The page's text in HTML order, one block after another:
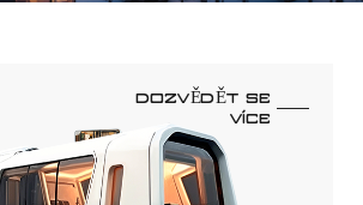
DOZVĚDĚT SE
VÍCE